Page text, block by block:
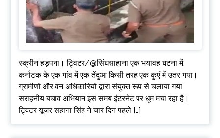
स्क्रीन हड़पना। ट्विटर/@सिंघसाहाना एक भयावह घटना में,
कर्नाटक के एक गांव में एक तेंदुआ किसी तरह एक कुएं में उतर गया।
ग्रामीणों और वन अधिकारियों द्वारा संयुक्त रूप से चलाया गया
सराहनीय बचाव अभियान इस समय इंटरनेट पर धूम मचा रहा है।
ट्विटर यूजर सहाना सिंह ने चार दिन पहले […]